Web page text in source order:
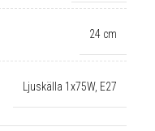
24 cm
Ljuskälla 1x75W, E27